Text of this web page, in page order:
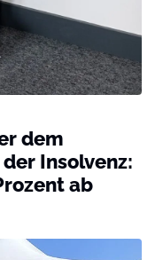
dem
Insolvenz:
ab